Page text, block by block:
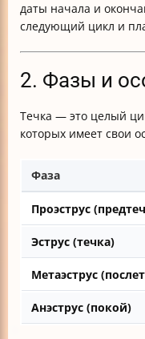
даты начала и
следующий цикл и
2. Фазы и
Течка — это целый
которых имеет свои
Фаза
Проэструс
Эструс (течка)
Метаэструс
Анэструс (покой)